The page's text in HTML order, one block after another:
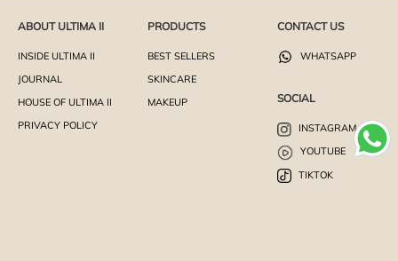
ABOUT ULTIMA II
INSIDE ULTIMA II
JOURNAL
HOUSE OF ULTIMA II
PRIVACY POLICY
PRODUCTS
BEST SELLERS
SKINCARE
MAKEUP
CONTACT US
WHATSAPP
SOCIAL
INSTAGRAM
YOUTUBE
TIKTOK